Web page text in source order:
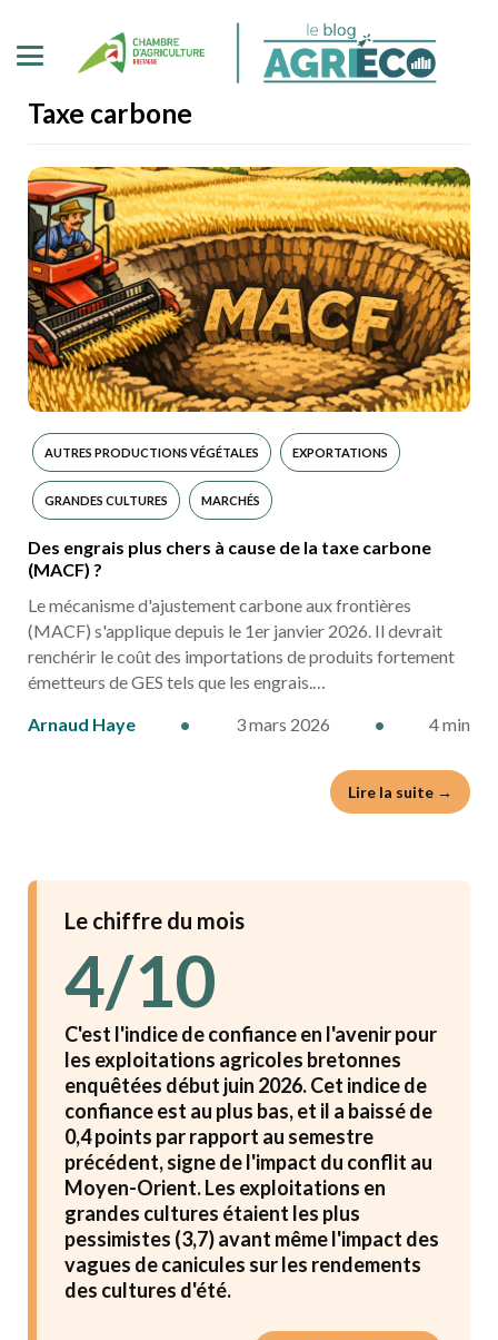
Taxe carbone
AUTRES PRODUCTIONS VÉGÉTALES EXPORTATIONS
GRANDES CULTURES MARCHÉS
Des engrais plus chers à cause de la taxe carbone
(MACF) ?
Le mécanisme d'ajustement carbone aux frontières
(MACF) s'applique depuis le 1er janvier 2026. Il devrait
renchérir le coût des importations de produits fortement
émetteurs de GES tels que les engrais.…
Arnaud Haye
• 3 mars 2026 • 4 min
Lire la suite →
Le chiffre du mois
4/10
C'est l'indice de confiance en l'avenir pour
les exploitations agricoles bretonnes
enquêtées début juin 2026. Cet indice de
confiance est au plus bas, et il a baissé de
0,4 points par rapport au semestre
précédent, signe de l'impact du conflit au
Moyen-Orient. Les exploitations en
grandes cultures étaient les plus
pessimistes (3,7) avant même l'impact des
vagues de canicules sur les rendements
des cultures d'été.